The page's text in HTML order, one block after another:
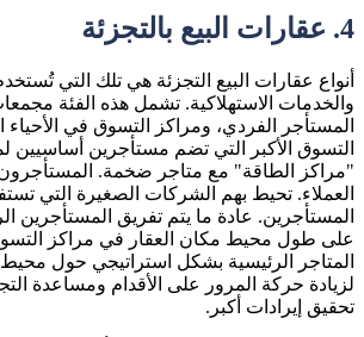
4. عقارات البيع بالتجزئة
أنواع عقارات البيع التجزئة هي تلك التي
والخدمات الاستهلاكية. تشمل هذه الفئة
المستأجر الفردي، ومراكز التسوق في الأحياء
التسوق الأكبر التي تضم مستأجرين أساسيين
"مراكز الطاقة" مع متاجر ضخمة.
العملاء. تحيط بهم الشركات الصغيرة التي
المستأجرين. عادة ما يتم تفريق المستأجرين
على طول محيط مكان العقار في مراكز
المتاجر الرئيسية بشكل استراتيجي حول محيط
لزيادة حركة المرور على الأقدام ومساعدة
تحقيق إيرادات أكبر.